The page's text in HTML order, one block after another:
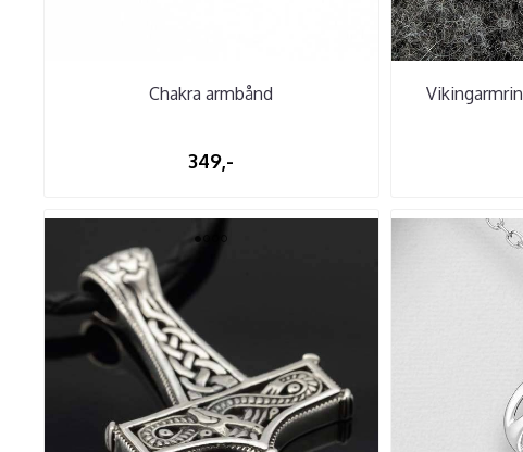
Chakra armbånd
349,-